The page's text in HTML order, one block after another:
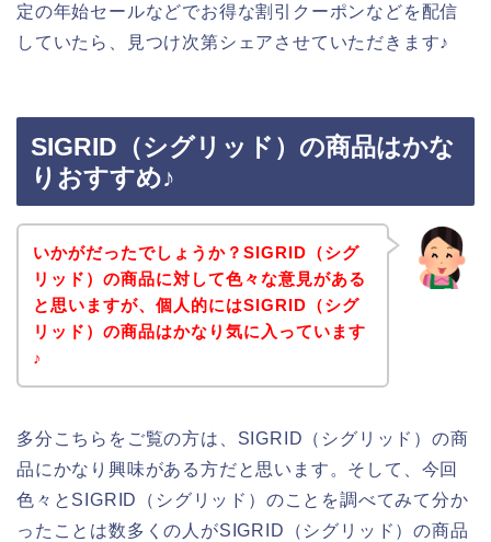
定の年始セールなどでお得な割引クーポンなどを配信
していたら、見つけ次第シェアさせていただきます♪
SIGRID（シグリッド）の商品はかな
りおすすめ♪
いかがだったでしょうか？SIGRID（シグ
リッド）の商品に対して色々な意見がある
と思いますが、個人的にはSIGRID（シグ
リッド）の商品はかなり気に入っています
♪
多分こちらをご覧の方は、SIGRID（シグリッド）の商
品にかなり興味がある方だと思います。そして、今回
色々とSIGRID（シグリッド）のことを調べてみて分か
ったことは数多くの人がSIGRID（シグリッド）の商品